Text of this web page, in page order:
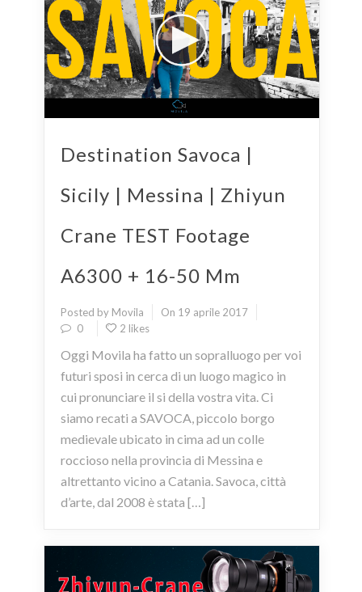
Destination Savoca |
Sicily | Messina | Zhiyun
Crane TEST Footage
A6300 + 16-50 Mm
Posted by Movila
On 19 aprile 2017
0
2 likes
Oggi Movila ha fatto un sopralluogo per voi
futuri sposi in cerca di un luogo magico in
cui pronunciare il si della vostra vita. Ci
siamo recati a SAVOCA, piccolo borgo
medievale ubicato in cima ad un colle
roccioso nella provincia di Messina e
altrettanto vicino a Catania. Savoca, città
d’arte, dal 2008 è stata […]